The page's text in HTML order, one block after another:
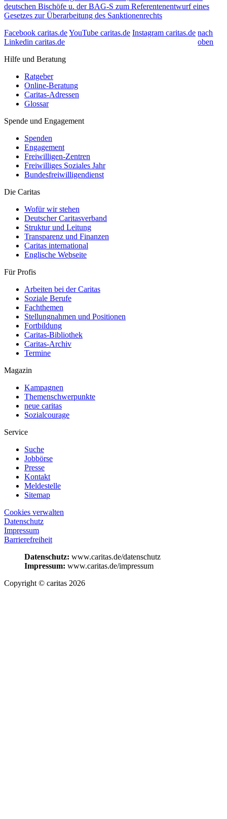
deutschen Bischöfe u. der BAG-S zum Referentenentwurf eines
Gesetzes zur Überarbeitung des Sanktionenrechts
Facebook caritas.deYouTube caritas.de Instagram caritas.de
Linkedin caritas.de
nach
oben
Hilfe und Beratung
Ratgeber
Online-Beratung
Caritas-Adressen
Glossar
Spende und Engagement
Spenden
Engagement
Freiwilligen-Zentren
Freiwilliges Soziales Jahr
Bundesfreiwilligendienst
Die Caritas
Wofür wir stehen
Deutscher Caritasverband
Struktur und Leitung
Transparenz und Finanzen
Caritas international
Englische Webseite
Für Profis
Arbeiten bei der Caritas
Soziale Berufe
Fachthemen
Stellungnahmen und Positionen
Fortbildung
Caritas-Bibliothek
Caritas-Archiv
Termine
Magazin
Kampagnen
Themenschwerpunkte
neue caritas
Sozialcourage
Service
Suche
Jobbörse
Presse
Kontakt
Meldestelle
Sitemap
Cookies verwalten
Datenschutz
Impressum
Barrierefreiheit
Datenschutz: www.caritas.de/datenschutz
Impressum: www.caritas.de/impressum
Copyright © caritas 2026